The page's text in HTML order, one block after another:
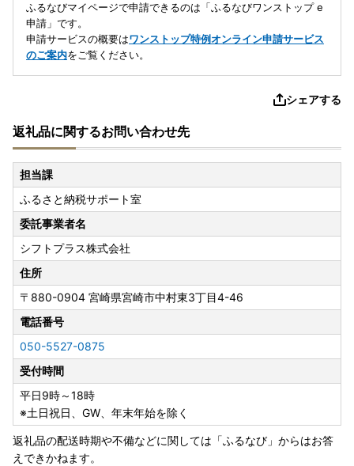
ふるなびマイページで申請できるのは「ふるなびワンストップ e
申請」です。
申請サービスの概要はワンストップ特例オンライン申請サービス
のご案内をご覧ください。
シェアする
返礼品に関するお問い合わせ先
担当課
ふるさと納税サポート室
委託事業者名
シフトプラス株式会社
住所
〒880-0904 宮崎県宮崎市中村東3丁目4-46
電話番号
050-5527-0875
受付時間
平日9時～18時
※土日祝日、GW、年末年始を除く
返礼品の配送時期や不備などに関しては「ふるなび」からはお答
えできかねます。